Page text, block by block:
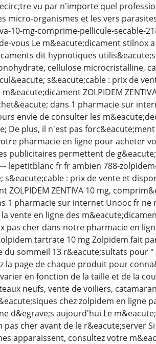
vu par n'importe quel
micro-organismes et les vers
10-mg-comprime-pellicule-secable-
vous Le m&eacute;dicament stilnox
dit hypnotiques
cellulose microcristalline,
s&eacute;cable : prix de
ZOLPIDEM
dans 1 pharmacie sur
envie de consulter les
De plus, il n'est pas
pharmacie en ligne pour acheter
publicitaires permettent de
lepetitblanc fr fr ambien 788-
s&eacute;cable : prix de vente et
ZENTIVA 10 mg,
1 pharmacie sur internet Unooc fr ne
vente en ligne des
pas cher dans notre pharmacie en
tartrate 10 mg Zolpidem fait
sommeil 13 r&eacute;sultats pour "
la page de chaque produit pour
en fonction de la taille et de la
neufs, vente de voiliers,
chez zolpidem en ligne
d&egrave;s aujourd'hui Le
cher avant de le r&eacute;server
apparaissent, consultez votre